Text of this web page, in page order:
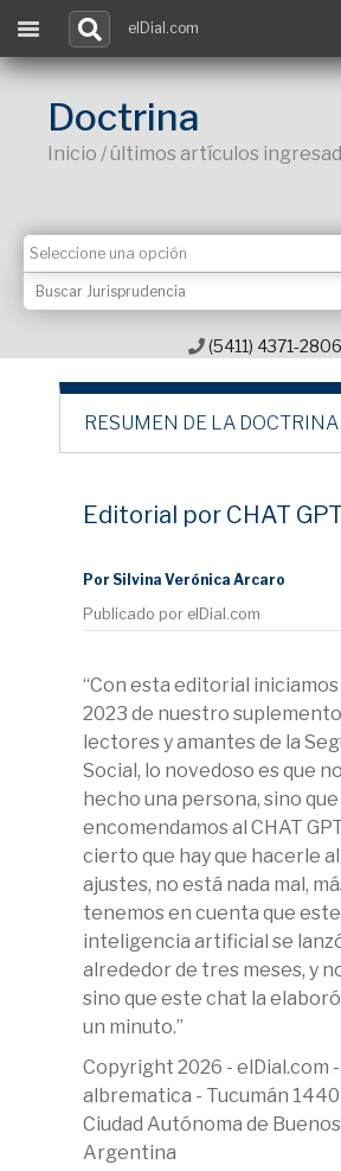
Contacto
elDial.com
Doctrina
Inicio / últimos artículos
(5411) 4371-2806
RESUMEN DE LA DOCTRINA
Editorial por CHAT GPT
Por Silvina Verónica Arcaro
Publicado por elDial.com
“Con esta editorial
2023 de nuestro
lectores y amantes de la
Social, lo novedoso es que
hecho una persona, sino que
encomendamos al CHAT
cierto que hay que hacerle
ajustes, no está nada mal,
tenemos en cuenta que
inteligencia artificial se
alrededor de tres meses, y
sino que este chat la
un minuto.”
Copyright 2026 - elDial.com
albrematica - Tucumán 1440
Ciudad Autónoma de
Argentina